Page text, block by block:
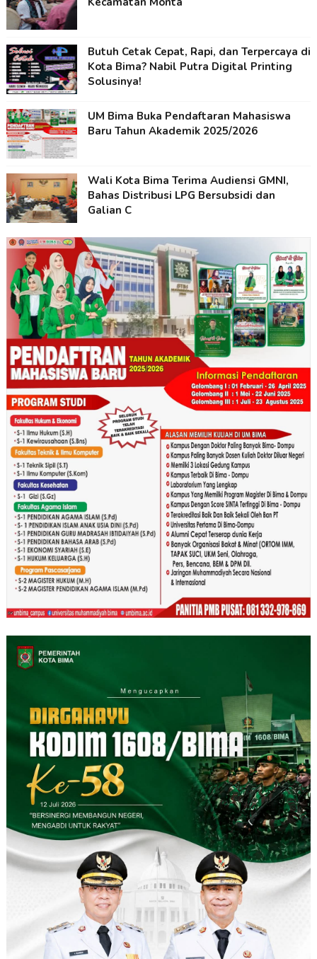
Butuh Cetak Cepat, Rapi, dan Terpercaya di
Kota Bima? Nabil Putra Digital Printing
Solusinya!
UM Bima Buka Pendaftaran Mahasiswa
Baru Tahun Akademik 2025/2026
Wali Kota Bima Terima Audiensi GMNI,
Bahas Distribusi LPG Bersubsidi dan
Galian C